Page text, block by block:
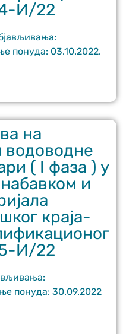
И/22
понуда: 03.10.2022.
на
водоводне
( I фаза ) у
и
краја-
И/22
понуда: 30.09.2022